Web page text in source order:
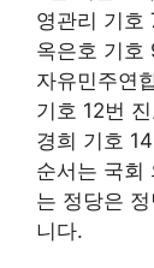
영관리 기호
옥은호 기호
자유민주연
기호 12번
경희 기호
순서는 국회
는 정당은
니다.